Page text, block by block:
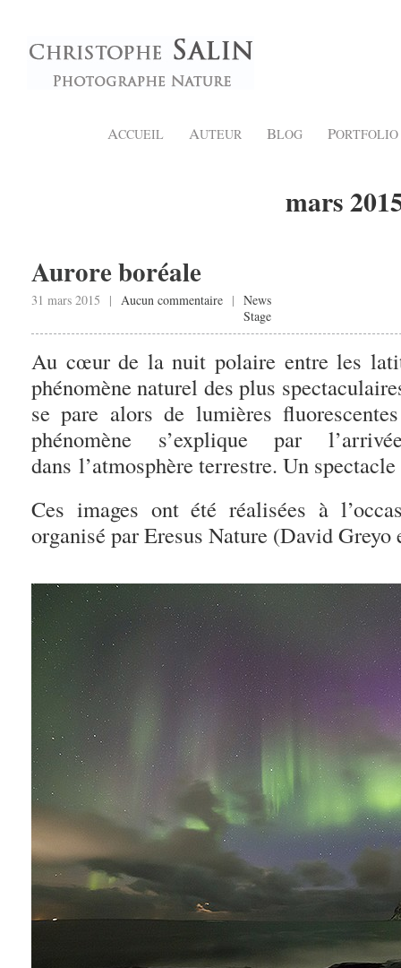
ACCUEIL AUTEUR BLOG PORTFOLIO
mars
Aurore boréale
31 mars 2015 | Aucun commentaire | News
Stage
Au cœur de la nuit polaire entre les
phénomène naturel des plus
se pare alors de lumières
phénomène s’explique par
dans l’atmosphère terrestre. Un
Ces images ont été réalisées à
organisé par Eresus Nature (David